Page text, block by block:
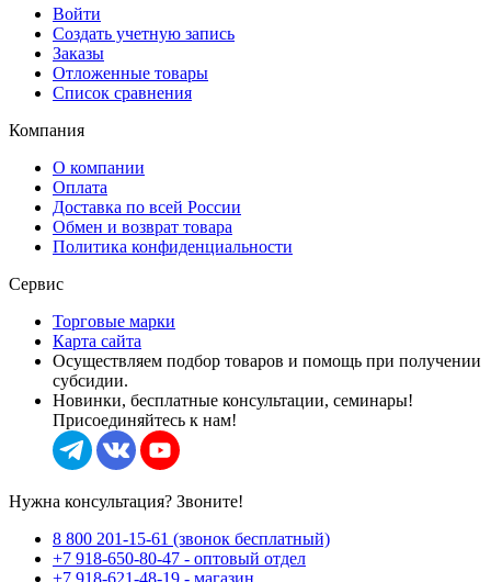
Войти
Создать учетную запись
Заказы
Отложенные товары
Список сравнения
Компания
О компании
Оплата
Доставка по всей России
Обмен и возврат товара
Политика конфиденциальности
Сервис
Торговые марки
Карта сайта
Осуществляем подбор товаров и помощь при получении
субсидии.
Новинки, бесплатные консультации, семинары!
Присоединяйтесь к нам!
Нужна консультация? Звоните!
8 800 201-15-61 (звонок бесплатный)
+7 918-650-80-47 - оптовый отдел
+7 918-621-48-19 - магазин